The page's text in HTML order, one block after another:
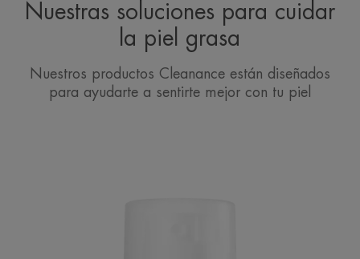
Nuestras soluciones para cuidar
la piel grasa
Nuestros productos Cleanance están diseñados
para ayudarte a sentirte mejor con tu piel